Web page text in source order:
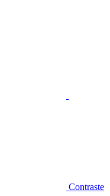
Contraste